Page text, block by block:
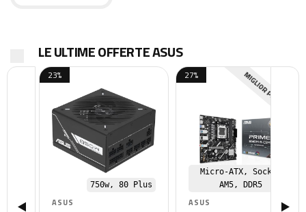
LE ULTIME OFFERTE ASUS
750w, 80 Plus
ASUS
23%
Micro-ATX, Socket
AM5, DDR5
ASUS
27% MIGLIOR PREZZO